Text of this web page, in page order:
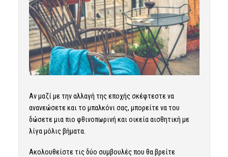
Αν μαζί με την αλλαγή της εποχής σκέφτεστε να
ανανεώσετε και το μπαλκόνι σας, μπορείτε να του
δώσετε μια πιο φθινοπωρινή και οικεία αισθητική με
λίγα μόλις βήματα.
Ακολουθείστε τις δύο συμβουλές που θα βρείτε